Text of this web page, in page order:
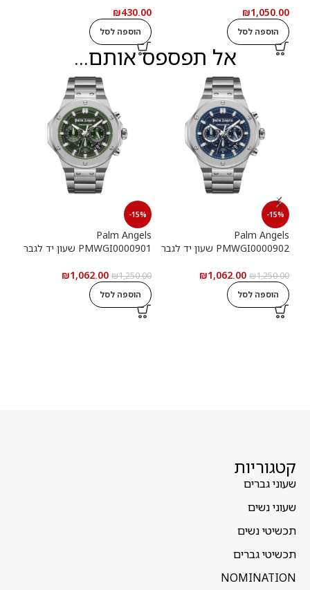
₪1,050.00
הוספה לסל
₪430.00
הוספה לסל
אל תפספס אותם...
-15%
Palm Angels
PMWGI0000902 שעון יד לגבר
₪1,250.00
₪1,062.00
הוספה לסל
-15%
Palm Angels
PMWGI0000901 שעון יד לגבר
₪1,250.00
₪1,062.00
הוספה לסל
קטגוריות
שעוני גברים
שעוני נשים
תכשיטי נשים
תכשיטי גברים
NOMINATION